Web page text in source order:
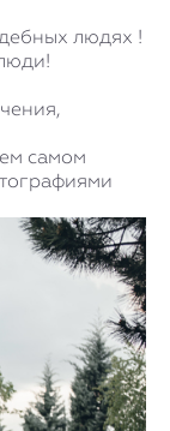
людях !
самом